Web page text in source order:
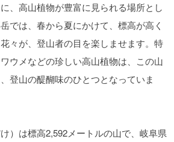
、高山植物が豊富に見られる場所とし
では、春から夏にかけて、標高が高く
々が、登山者の目を楽しませます。特
ウメなどの珍しい高山植物は、この山
登山の醍醐味のひとつとなっていま
）は標高2,592メートルの山で、岐阜県